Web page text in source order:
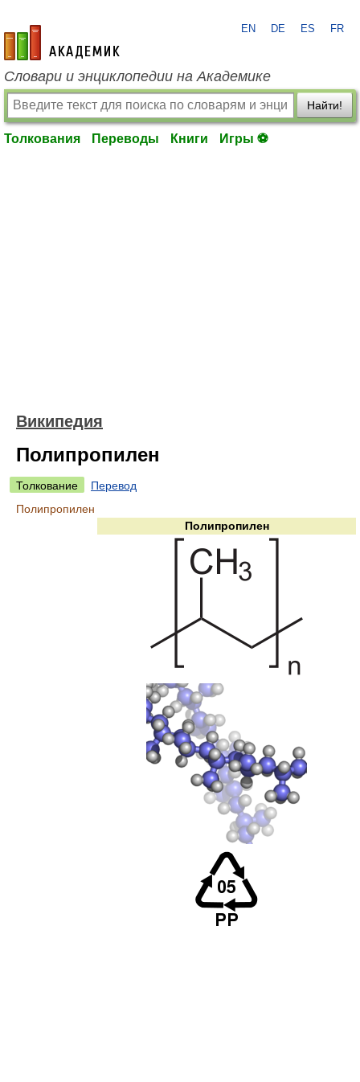
academic.ru
EN DE ES FR
Словари и энциклопедии на Академике
Найти!
Толкования Переводы Книги Игры ⚽
Википедия
Полипропилен
Толкование
Перевод
Полипропилен
Полипропилен